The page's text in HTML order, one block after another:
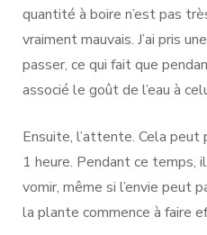
quantité à boire n’est pas
vraiment mauvais. J’ai pris
passer, ce qui fait que
associé le goût de l’eau à
Ensuite, l’attente. Cela
1 heure. Pendant ce temps,
vomir, même si l’envie peut
la plante commence à faire